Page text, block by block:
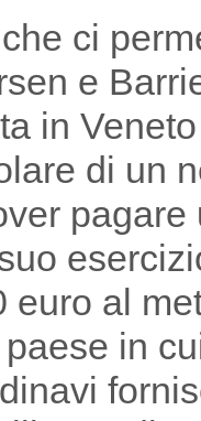
ci
e
in
di un
pagare
euro al
in